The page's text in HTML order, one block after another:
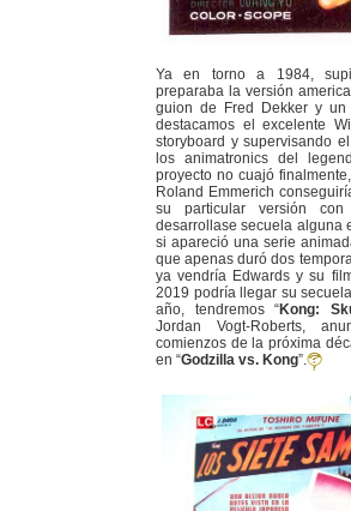
Ya en torno a 1984,
preparaba la versión
guion de Fred Dekker y
destacamos el excelente
storyboard y supervisando
los animatronics del
proyecto no cuajó
Roland Emmerich
su particular versión
desarrollase secuela alguna
si apareció una serie
que apenas duró dos
ya vendría Edwards y su
2019 podría llegar su
año, tendremos “Kong:
Jordan Vogt-Roberts,
comienzos de la próxima
en “Godzilla vs. Kong”.